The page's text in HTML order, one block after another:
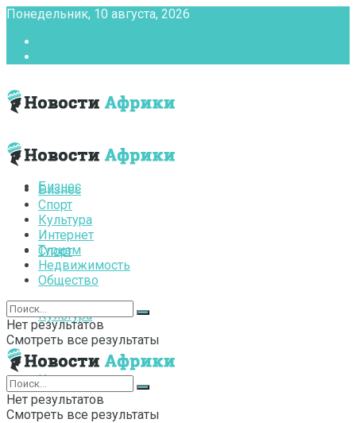
Понедельник, 10 августа, 2026
Бизнес
Спорт
Культура
Интернет
Бизнес
Спорт
Культура
Интернет
Туризм
Недвижимость
Общество
Нет результатов
Смотреть все результаты
Нет результатов
Смотреть все результаты